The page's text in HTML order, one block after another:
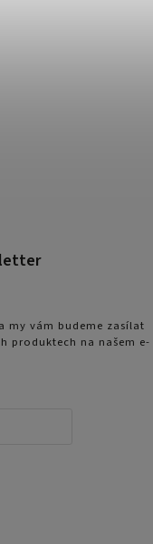
my vám budeme zasílat
produktech na našem e-